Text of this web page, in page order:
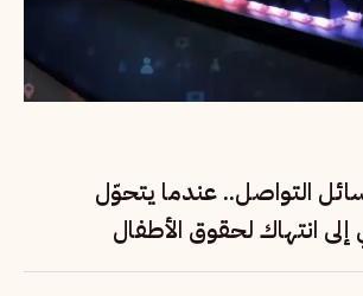
التواصل.. عندما يتحوّل
انتهاك لحقوق الأطفال